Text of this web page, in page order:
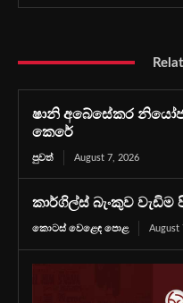
ෂානි අබේසේකර
කෙරේ
පුවත් August 7, 2026
කාර්ගිල්ස් බැංකුව වැඩිම
කොටස් වෙළෙඳ පොළ August